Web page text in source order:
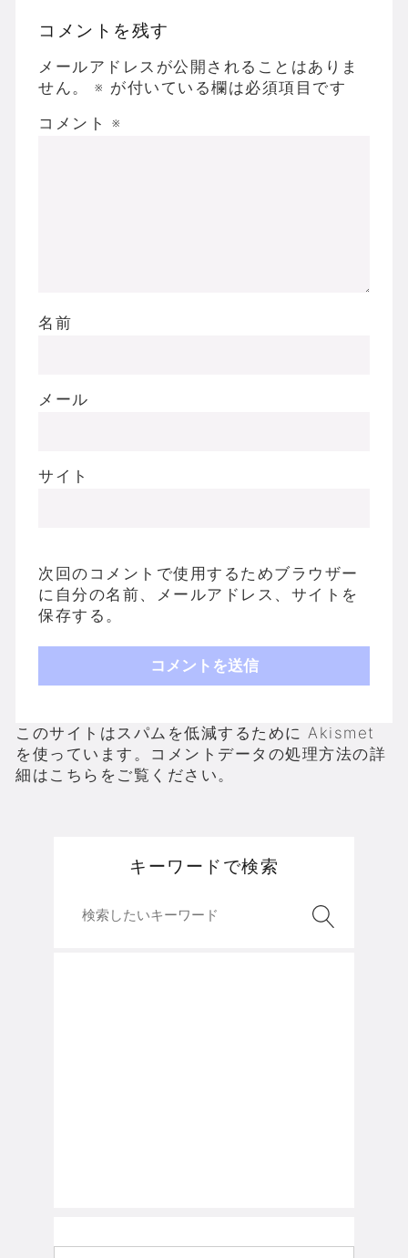
コメントを残す
メールアドレスが公開されることはありま
せん。
※ が付いている欄は必須項目です
コメント ※
名前
メール
サイト
次回のコメントで使用するためブラウザー
に自分の名前、メールアドレス、サイトを
保存する。
このサイトはスパムを低減するために Akismet
を使っています。 コメントデータの処理方法の詳
細はこちらをご覧ください。
キーワードで検索